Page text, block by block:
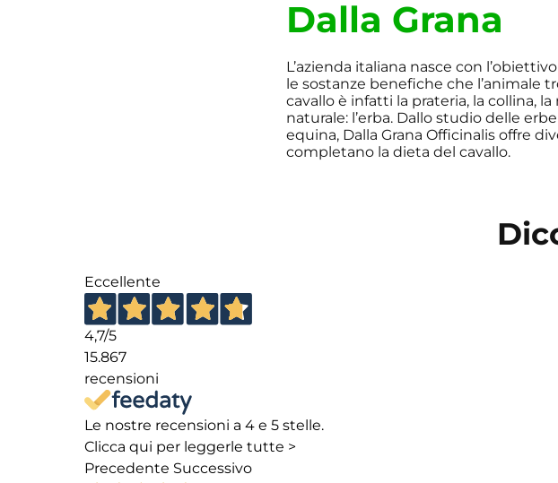
Dalla Grana
L’azienda italiana nasce con
le sostanze benefiche che l’animale
cavallo è infatti la prateria, la collina,
naturale: l’erba. Dallo studio delle
equina, Dalla Grana Officinalis offre
completano la dieta del cavallo.
Eccellente
4,7/5
15.867
recensioni
Le nostre recensioni a 4 e 5 stelle.
Clicca qui per leggerle tutte >
Precedente Successivo